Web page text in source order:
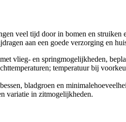
veel tijd door in bomen en
aan een goede verzorging en
vlieg- en springmogelijkheden,
temperatuur bij
bladgroen en
variatie in zitmogelijkheden.